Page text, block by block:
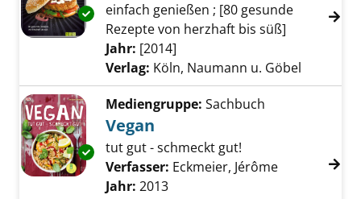
Exemplar-Details von Vegan anzeigen
einfach genießen ; [80 gesunde
Rezepte von herzhaft bis süß]
Suche nach diesem Verfasser
Jahr: [2014]
Verlag: Köln, Naumann u. Göbel
Exemplar-Details von Vegan anzeigen
Mediengruppe: Sachbuch
Vegan
tut gut - schmeckt gut!
Verfasser: Eckmeier, Jérôme Suche nach
Jahr: 2013